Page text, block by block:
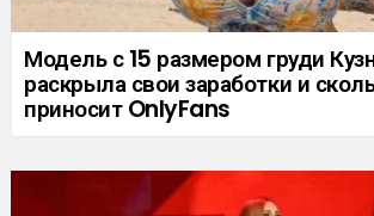
Модель с 15 размером груди
раскрыла свои заработки и
приносит OnlyFans